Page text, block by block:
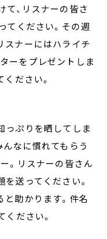
て、リスナーの皆さ
てください。その週
スナーにはハライチ
ーをプレゼントしま
ください。
っぷりを晒してしま
なに慣れてもらう
。リスナーの皆さん
送ってください。
助かります。件名
ください。